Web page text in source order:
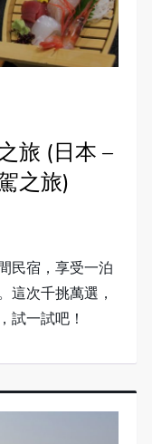
旅 (日本 –
之旅)
民宿，享受一泊
這次千挑萬選，
試一試吧！